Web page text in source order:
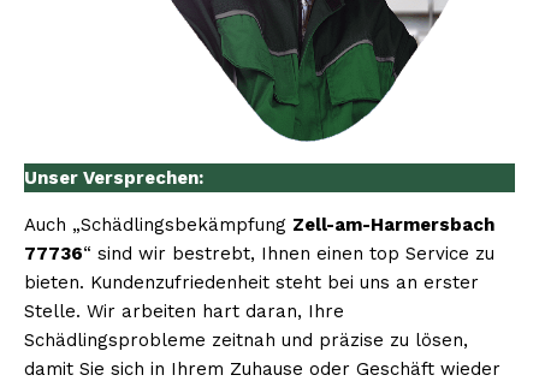
Unser Versprechen:
Auch „Schädlingsbekämpfung Zell-am-Harmersbach
77736“ sind wir bestrebt, Ihnen einen top Service zu
bieten. Kundenzufriedenheit steht bei uns an erster
Stelle. Wir arbeiten hart daran, Ihre
Schädlingsprobleme zeitnah und präzise zu lösen,
damit Sie sich in Ihrem Zuhause oder Geschäft wieder